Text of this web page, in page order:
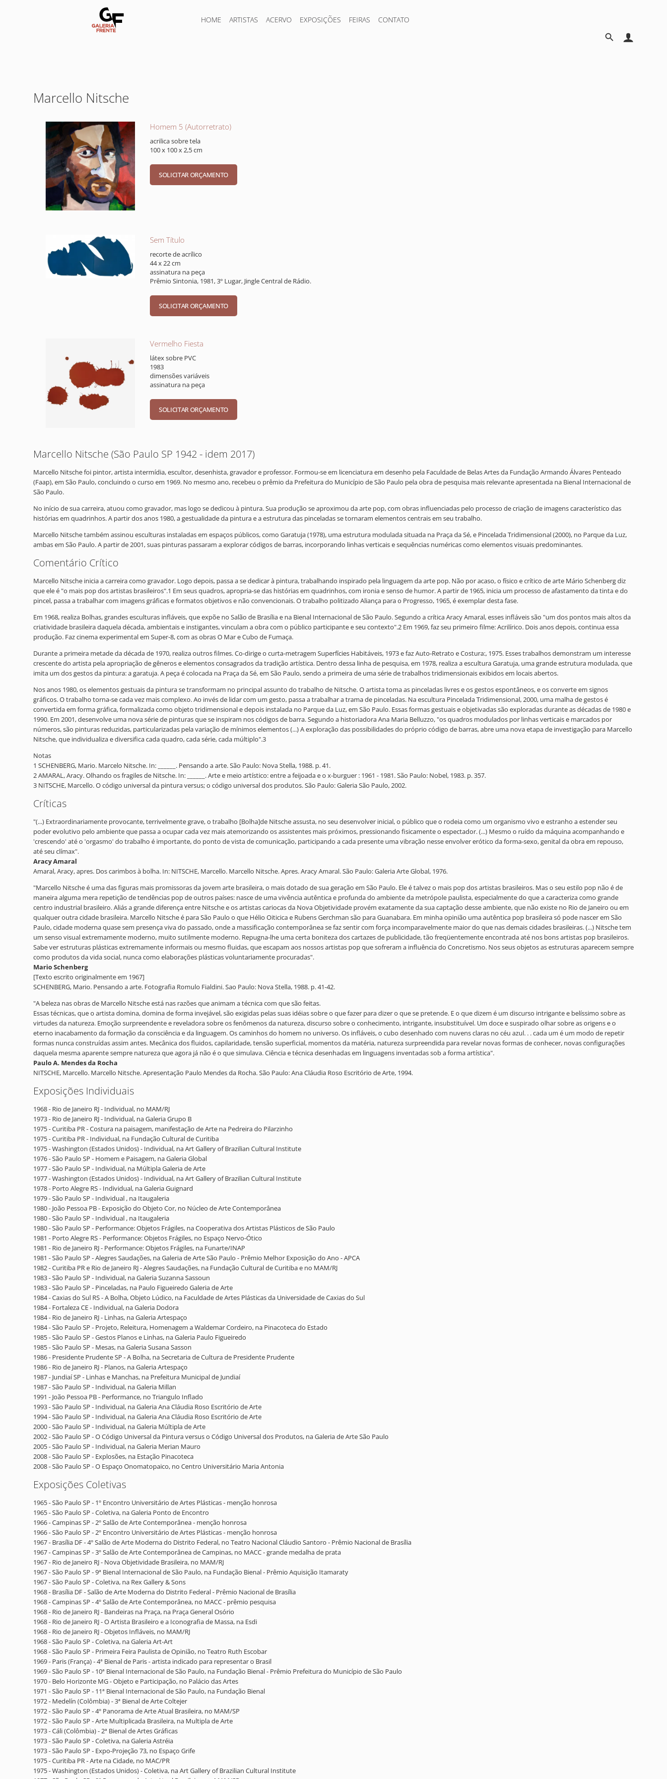
HOME ARTISTAS ACERVO EXPOSIÇÕES FEIRAS CONTATO
Marcello Nitsche
Homem 5 (Autorretrato)
acrilica sobre tela
100 x 100 x 2,5 cm
Sem Título
recorte de acrílico
44 x 22 cm
assinatura na peça
Prêmio Sintonia, 1981, 3º Lugar, Jingle Central de Rádio.
Vermelho Fiesta
látex sobre PVC
1983
dimensões variáveis
assinatura na peça
Marcello Nitsche (São Paulo SP 1942 - idem 2017)
Marcello Nitsche foi pintor, artista intermídia, escultor, desenhista, gravador e professor. Formou-se em licenciatura em desenho pela Faculdade de Belas Artes da Fundação Armando Álvares Penteado
(Faap), em São Paulo, concluindo o curso em 1969. No mesmo ano, recebeu o prêmio da Prefeitura do Município de São Paulo pela obra de pesquisa mais relevante apresentada na Bienal Internacional de
São Paulo.
No início de sua carreira, atuou como gravador, mas logo se dedicou à pintura. Sua produção se aproximou da arte pop, com obras influenciadas pelo processo de criação de imagens característico das
histórias em quadrinhos. A partir dos anos 1980, a gestualidade da pintura e a estrutura das pinceladas se tornaram elementos centrais em seu trabalho.
Marcello Nitsche também assinou esculturas instaladas em espaços públicos, como Garatuja (1978), uma estrutura modulada situada na Praça da Sé, e Pincelada Tridimensional (2000), no Parque da Luz,
ambas em São Paulo. A partir de 2001, suas pinturas passaram a explorar códigos de barras, incorporando linhas verticais e sequências numéricas como elementos visuais predominantes.
Comentário Crítico
Marcello Nitsche inicia a carreira como gravador. Logo depois, passa a se dedicar à pintura, trabalhando inspirado pela linguagem da arte pop. Não por acaso, o físico e crítico de arte Mário Schenberg diz
que ele é "o mais pop dos artistas brasileiros".1 Em seus quadros, apropria-se das histórias em quadrinhos, com ironia e senso de humor. A partir de 1965, inicia um processo de afastamento da tinta e do
pincel, passa a trabalhar com imagens gráficas e formatos objetivos e não convencionais. O trabalho politizado Aliança para o Progresso, 1965, é exemplar desta fase.
Em 1968, realiza Bolhas, grandes esculturas infláveis, que expõe no Salão de Brasília e na Bienal Internacional de São Paulo. Segundo a crítica Aracy Amaral, esses infláveis são "um dos pontos mais altos da
criatividade brasileira daquela década, ambientais e instigantes, vinculam a obra com o público participante e seu contexto".2 Em 1969, faz seu primeiro filme: Acrilírico. Dois anos depois, continua essa
produção. Faz cinema experimental em Super-8, com as obras O Mar e Cubo de Fumaça.
Durante a primeira metade da década de 1970, realiza outros filmes. Co-dirige o curta-metragem Superfícies Habitáveis, 1973 e faz Auto-Retrato e Costura:, 1975. Esses trabalhos demonstram um interesse
crescente do artista pela apropriação de gêneros e elementos consagrados da tradição artística. Dentro dessa linha de pesquisa, em 1978, realiza a escultura Garatuja, uma grande estrutura modulada, que
imita um dos gestos da pintura: a garatuja. A peça é colocada na Praça da Sé, em São Paulo, sendo a primeira de uma série de trabalhos tridimensionais exibidos em locais abertos.
Nos anos 1980, os elementos gestuais da pintura se transformam no principal assunto do trabalho de Nitsche. O artista toma as pinceladas livres e os gestos espontâneos, e os converte em signos
gráficos. O trabalho torna-se cada vez mais complexo. Ao invés de lidar com um gesto, passa a trabalhar a trama de pinceladas. Na escultura Pincelada Tridimensional, 2000, uma malha de gestos é
convertida em forma gráfica, formalizada como objeto tridimensional e depois instalada no Parque da Luz, em São Paulo. Essas formas gestuais e objetivadas são exploradas durante as décadas de 1980 e
1990. Em 2001, desenvolve uma nova série de pinturas que se inspiram nos códigos de barra. Segundo a historiadora Ana Maria Belluzzo, "os quadros modulados por linhas verticais e marcados por
números, são pinturas reduzidas, particularizadas pela variação de mínimos elementos (...) A exploração das possibilidades do próprio código de barras, abre uma nova etapa de investigação para Marcello
Nitsche, que individualiza e diversifica cada quadro, cada série, cada múltiplo".3
Notas
1 SCHENBERG, Mario. Marcelo Nitsche. In: ______. Pensando a arte. São Paulo: Nova Stella, 1988. p. 41.
2 AMARAL, Aracy. Olhando os fragiles de Nitsche. In: ______. Arte e meio artístico: entre a feijoada e o x-burguer : 1961 - 1981. São Paulo: Nobel, 1983. p. 357.
3 NITSCHE, Marcello. O código universal da pintura versus; o código universal dos produtos. São Paulo: Galeria São Paulo, 2002.
Críticas
"(...) Extraordinariamente provocante, terrivelmente grave, o trabalho [Bolha]de Nitsche assusta, no seu desenvolver inicial, o público que o rodeia como um organismo vivo e estranho a estender seu
poder evolutivo pelo ambiente que passa a ocupar cada vez mais atemorizando os assistentes mais próximos, pressionando fisicamente o espectador. (...) Mesmo o ruído da máquina acompanhando e
'crescendo' até o 'orgasmo' do trabalho é importante, do ponto de vista de comunicação, participando a cada presente uma vibração nesse envolver erótico da forma-sexo, genital da obra em repouso,
até seu clímax".
Aracy Amaral
Amaral, Aracy, apres. Dos carimbos à bolha. In: NITSCHE, Marcello. Marcello Nitsche. Apres. Aracy Amaral. São Paulo: Galeria Arte Global, 1976.
"Marcello Nitsche é uma das figuras mais promissoras da jovem arte brasileira, o mais dotado de sua geração em São Paulo. Ele é talvez o mais pop dos artistas brasileiros. Mas o seu estilo pop não é de
maneira alguma mera repetição de tendências pop de outros países: nasce de uma vivência autêntica e profunda do ambiente da metrópole paulista, especialmente do que a caracteriza como grande
centro industrial brasileiro. Aliás a grande diferença entre Nitsche e os artistas cariocas da Nova Objetividade provém exatamente da sua captação desse ambiente, que não existe no Rio de Janeiro ou em
qualquer outra cidade brasileira. Marcello Nitsche é para São Paulo o que Hélio Oiticica e Rubens Gerchman são para Guanabara. Em minha opinião uma autêntica pop brasileira só pode nascer em São
Paulo, cidade moderna quase sem presença viva do passado, onde a massificação contemporânea se faz sentir com força incomparavelmente maior do que nas demais cidades brasileiras. (...) Nitsche tem
um senso visual extremamente moderno, muito sutilmente moderno. Repugna-lhe uma certa boniteza dos cartazes de publicidade, tão freqüentemente encontrada até nos bons artistas pop brasileiros.
Sabe ver estruturas plásticas extremamente informais ou mesmo fluidas, que escapam aos nossos artistas pop que sofreram a influência do Concretismo. Nos seus objetos as estruturas aparecem sempre
como produtos da vida social, nunca como elaborações plásticas voluntariamente procuradas".
Mario Schenberg
[Texto escrito originalmente em 1967]
SCHENBERG, Mario. Pensando a arte. Fotografia Romulo Fialdini. Sao Paulo: Nova Stella, 1988. p. 41-42.
"A beleza nas obras de Marcello Nitsche está nas razões que animam a técnica com que são feitas.
Essas técnicas, que o artista domina, domina de forma invejável, são exigidas pelas suas idéias sobre o que fazer para dizer o que se pretende. E o que dizem é um discurso intrigante e belíssimo sobre as
virtudes da natureza. Emoção surpreendente e reveladora sobre os fenômenos da natureza, discurso sobre o conhecimento, intrigante, insubstituível. Um doce e suspirado olhar sobre as origens e o
eterno inacabamento da formação da consciência e da linguagem. Os caminhos do homem no universo. Os infláveis, o cubo desenhado com nuvens claras no céu azul. . . cada um é um modo de repetir
formas nunca construídas assim antes. Mecânica dos fluidos, capilaridade, tensão superficial, momentos da matéria, natureza surpreendida para revelar novas formas de conhecer, novas configurações
daquela mesma aparente sempre natureza que agora já não é o que simulava. Ciência e técnica desenhadas em linguagens inventadas sob a forma artística".
Paulo A. Mendes da Rocha
NITSCHE, Marcello. Marcello Nitsche. Apresentação Paulo Mendes da Rocha. São Paulo: Ana Cláudia Roso Escritório de Arte, 1994.
Exposições Individuais
1968 - Rio de Janeiro RJ - Individual, no MAM/RJ
1973 - Rio de Janeiro RJ - Individual, na Galeria Grupo B
1975 - Curitiba PR - Costura na paisagem, manifestação de Arte na Pedreira do Pilarzinho
1975 - Curitiba PR - Individual, na Fundação Cultural de Curitiba
1975 - Washington (Estados Unidos) - Individual, na Art Gallery of Brazilian Cultural Institute
1976 - São Paulo SP - Homem e Paisagem, na Galeria Global
1977 - São Paulo SP - Individual, na Múltipla Galeria de Arte
1977 - Washington (Estados Unidos) - Individual, na Art Gallery of Brazilian Cultural Institute
1978 - Porto Alegre RS - Individual, na Galeria Guignard
1979 - São Paulo SP - Individual , na Itaugaleria
1980 - João Pessoa PB - Exposição do Objeto Cor, no Núcleo de Arte Contemporânea
1980 - São Paulo SP - Individual , na Itaugaleria
1980 - São Paulo SP - Performance: Objetos Frágiles, na Cooperativa dos Artistas Plásticos de São Paulo
1981 - Porto Alegre RS - Performance: Objetos Frágiles, no Espaço Nervo-Ótico
1981 - Rio de Janeiro RJ - Performance: Objetos Frágiles, na Funarte/INAP
1981 - São Paulo SP - Alegres Saudações, na Galeria de Arte São Paulo - Prêmio Melhor Exposição do Ano - APCA
1982 - Curitiba PR e Rio de Janeiro RJ - Alegres Saudações, na Fundação Cultural de Curitiba e no MAM/RJ
1983 - São Paulo SP - Individual, na Galeria Suzanna Sassoun
1983 - São Paulo SP - Pinceladas, na Paulo Figueiredo Galeria de Arte
1984 - Caxias do Sul RS - A Bolha, Objeto Lúdico, na Faculdade de Artes Plásticas da Universidade de Caxias do Sul
1984 - Fortaleza CE - Individual, na Galeria Dodora
1984 - Rio de Janeiro RJ - Linhas, na Galeria Artespaço
1984 - São Paulo SP - Projeto, Releitura, Homenagem a Waldemar Cordeiro, na Pinacoteca do Estado
1985 - São Paulo SP - Gestos Planos e Linhas, na Galeria Paulo Figueiredo
1985 - São Paulo SP - Mesas, na Galeria Susana Sasson
1986 - Presidente Prudente SP - A Bolha, na Secretaria de Cultura de Presidente Prudente
1986 - Rio de Janeiro RJ - Planos, na Galeria Artespaço
1987 - Jundiaí SP - Linhas e Manchas, na Prefeitura Municipal de Jundiaí
1987 - São Paulo SP - Individual, na Galeria Millan
1991 - João Pessoa PB - Performance, no Triangulo Inflado
1993 - São Paulo SP - Individual, na Galeria Ana Cláudia Roso Escritório de Arte
1994 - São Paulo SP - Individual, na Galeria Ana Cláudia Roso Escritório de Arte
2000 - São Paulo SP - Individual, na Galeria Múltipla de Arte
2002 - São Paulo SP - O Código Universal da Pintura versus o Código Universal dos Produtos, na Galeria de Arte São Paulo
2005 - São Paulo SP - Individual, na Galeria Merian Mauro
2008 - São Paulo SP - Explosões, na Estação Pinacoteca
2008 - São Paulo SP - O Espaço Onomatopaico, no Centro Universitário Maria Antonia
Exposições Coletivas
1965 - São Paulo SP - 1º Encontro Universitário de Artes Plásticas - menção honrosa
1965 - São Paulo SP - Coletiva, na Galeria Ponto de Encontro
1966 - Campinas SP - 2º Salão de Arte Contemporânea - menção honrosa
1966 - São Paulo SP - 2º Encontro Universitário de Artes Plásticas - menção honrosa
1967 - Brasília DF - 4º Salão de Arte Moderna do Distrito Federal, no Teatro Nacional Cláudio Santoro - Prêmio Nacional de Brasília
1967 - Campinas SP - 3º Salão de Arte Contemporânea de Campinas, no MACC - grande medalha de prata
1967 - Rio de Janeiro RJ - Nova Objetividade Brasileira, no MAM/RJ
1967 - São Paulo SP - 9ª Bienal Internacional de São Paulo, na Fundação Bienal - Prêmio Aquisição Itamaraty
1967 - São Paulo SP - Coletiva, na Rex Gallery & Sons
1968 - Brasília DF - Salão de Arte Moderna do Distrito Federal - Prêmio Nacional de Brasília
1968 - Campinas SP - 4º Salão de Arte Contemporânea, no MACC - prêmio pesquisa
1968 - Rio de Janeiro RJ - Bandeiras na Praça, na Praça General Osório
1968 - Rio de Janeiro RJ - O Artista Brasileiro e a Iconografia de Massa, na Esdi
1968 - Rio de Janeiro RJ - Objetos Infláveis, no MAM/RJ
1968 - São Paulo SP - Coletiva, na Galeria Art-Art
1968 - São Paulo SP - Primeira Feira Paulista de Opinião, no Teatro Ruth Escobar
1969 - Paris (França) - 4ª Bienal de Paris - artista indicado para representar o Brasil
1969 - São Paulo SP - 10ª Bienal Internacional de São Paulo, na Fundação Bienal - Prêmio Prefeitura do Município de São Paulo
1970 - Belo Horizonte MG - Objeto e Participação, no Palácio das Artes
1971 - São Paulo SP - 11ª Bienal Internacional de São Paulo, na Fundação Bienal
1972 - Medelín (Colômbia) - 3ª Bienal de Arte Coltejer
1972 - São Paulo SP - 4º Panorama de Arte Atual Brasileira, no MAM/SP
1972 - São Paulo SP - Arte Multiplicada Brasileira, na Multipla de Arte
1973 - Cáli (Colômbia) - 2ª Bienal de Artes Gráficas
1973 - São Paulo SP - Coletiva, na Galeria Astréia
1973 - São Paulo SP - Expo-Projeção 73, no Espaço Grife
1975 - Curitiba PR - Arte na Cidade, no MAC/PR
1975 - Washington (Estados Unidos) - Coletiva, na Art Gallery of Brazilian Cultural Institute